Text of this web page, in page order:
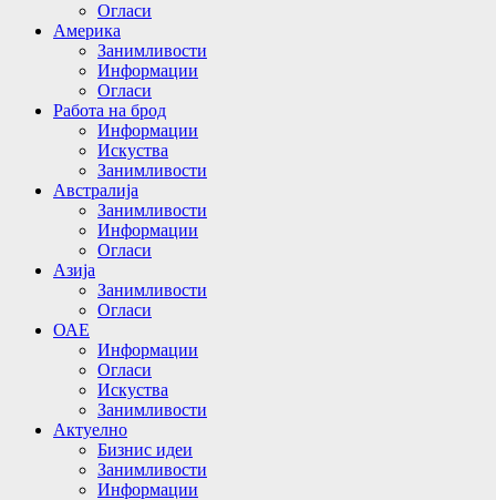
Огласи
Америка
Занимливости
Информации
Огласи
Работа на брод
Информации
Искуства
Занимливости
Австралија
Занимливости
Информации
Огласи
Азија
Занимливости
Огласи
ОАЕ
Информации
Огласи
Искуства
Занимливости
Актуелно
Бизнис идеи
Занимливости
Информации